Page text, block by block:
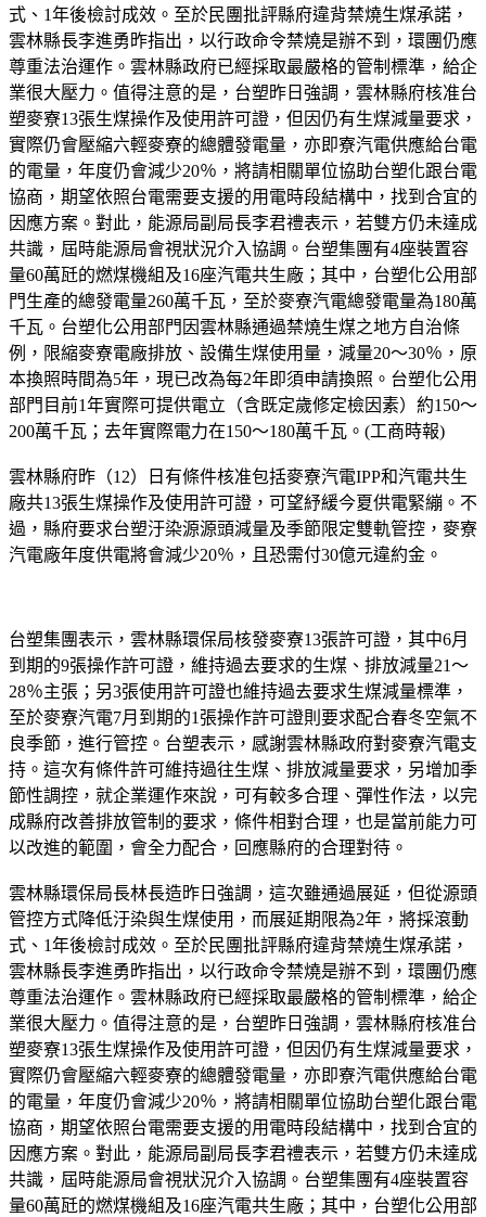
式、1年後檢討成效。至於民團批評縣府違背禁燒生煤承諾，
雲林縣長李進勇昨指出，以行政命令禁燒是辦不到，環團仍應
尊重法治運作。雲林縣政府已經採取最嚴格的管制標準，給企
業很大壓力。值得注意的是，台塑昨日強調，雲林縣府核准台
塑麥寮13張生煤操作及使用許可證，但因仍有生煤減量要求，
實際仍會壓縮六輕麥寮的總體發電量，亦即寮汽電供應給台電
的電量，年度仍會減少20％，將請相關單位協助台塑化跟台電
協商，期望依照台電需要支援的用電時段結構中，找到合宜的
因應方案。對此，能源局副局長李君禮表示，若雙方仍未達成
共識，屆時能源局會視狀況介入協調。台塑集團有4座裝置容
量60萬瓩的燃煤機組及16座汽電共生廠；其中，台塑化公用部
門生產的總發電量260萬千瓦，至於麥寮汽電總發電量為180萬
千瓦。台塑化公用部門因雲林縣通過禁燒生煤之地方自治條
例，限縮麥寮電廠排放、設備生煤使用量，減量20～30％，原
本換照時間為5年，現已改為每2年即須申請換照。台塑化公用
部門目前1年實際可提供電立（含既定歲修定檢因素）約150～
200萬千瓦；去年實際電力在150～180萬千瓦。(工商時報)
雲林縣府昨（12）日有條件核准包括麥寮汽電IPP和汽電共生
廠共13張生煤操作及使用許可證，可望紓緩今夏供電緊繃。不
過，縣府要求台塑汙染源源頭減量及季節限定雙軌管控，麥寮
汽電廠年度供電將會減少20％，且恐需付30億元違約金。
台塑集團表示，雲林縣環保局核發麥寮13張許可證，其中6月
到期的9張操作許可證，維持過去要求的生煤、排放減量21～
28％主張；另3張使用許可證也維持過去要求生煤減量標準，
至於麥寮汽電7月到期的1張操作許可證則要求配合春冬空氣不
良季節，進行管控。台塑表示，感謝雲林縣政府對麥寮汽電支
持。這次有條件許可維持過往生煤、排放減量要求，另增加季
節性調控，就企業運作來說，可有較多合理、彈性作法，以完
成縣府改善排放管制的要求，條件相對合理，也是當前能力可
以改進的範圍，會全力配合，回應縣府的合理對待。
雲林縣環保局長林長造昨日強調，這次雖通過展延，但從源頭
管控方式降低汙染與生煤使用，而展延期限為2年，將採滾動
式、1年後檢討成效。至於民團批評縣府違背禁燒生煤承諾，
雲林縣長李進勇昨指出，以行政命令禁燒是辦不到，環團仍應
尊重法治運作。雲林縣政府已經採取最嚴格的管制標準，給企
業很大壓力。值得注意的是，台塑昨日強調，雲林縣府核准台
塑麥寮13張生煤操作及使用許可證，但因仍有生煤減量要求，
實際仍會壓縮六輕麥寮的總體發電量，亦即寮汽電供應給台電
的電量，年度仍會減少20％，將請相關單位協助台塑化跟台電
協商，期望依照台電需要支援的用電時段結構中，找到合宜的
因應方案。對此，能源局副局長李君禮表示，若雙方仍未達成
共識，屆時能源局會視狀況介入協調。台塑集團有4座裝置容
量60萬瓩的燃煤機組及16座汽電共生廠；其中，台塑化公用部